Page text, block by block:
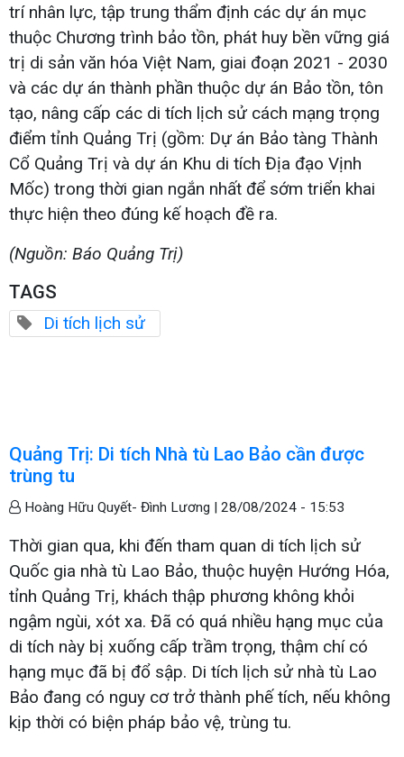
trí nhân lực, tập trung thẩm định các dự án mục
thuộc Chương trình bảo tồn, phát huy bền vững giá
trị di sản văn hóa Việt Nam, giai đoạn 2021 - 2030
và các dự án thành phần thuộc dự án Bảo tồn, tôn
tạo, nâng cấp các di tích lịch sử cách mạng trọng
điểm tỉnh Quảng Trị (gồm: Dự án Bảo tàng Thành
Cổ Quảng Trị và dự án Khu di tích Địa đạo Vịnh
Mốc) trong thời gian ngắn nhất để sớm triển khai
thực hiện theo đúng kế hoạch đề ra.
(Nguồn: Báo Quảng Trị)
TAGS
Di tích lịch sử
Quảng Trị: Di tích Nhà tù Lao Bảo cần được
trùng tu
Hoàng Hữu Quyết- Đình Lương | 28/08/2024 - 15:53
Thời gian qua, khi đến tham quan di tích lịch sử
Quốc gia nhà tù Lao Bảo, thuộc huyện Hướng Hóa,
tỉnh Quảng Trị, khách thập phương không khỏi
ngậm ngùi, xót xa. Đã có quá nhiều hạng mục của
di tích này bị xuống cấp trầm trọng, thậm chí có
hạng mục đã bị đổ sập. Di tích lịch sử nhà tù Lao
Bảo đang có nguy cơ trở thành phế tích, nếu không
kịp thời có biện pháp bảo vệ, trùng tu.